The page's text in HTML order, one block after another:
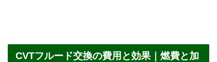
CVTフルード交換の費用と効果｜燃費と加